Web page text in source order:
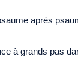
après
à grands pas